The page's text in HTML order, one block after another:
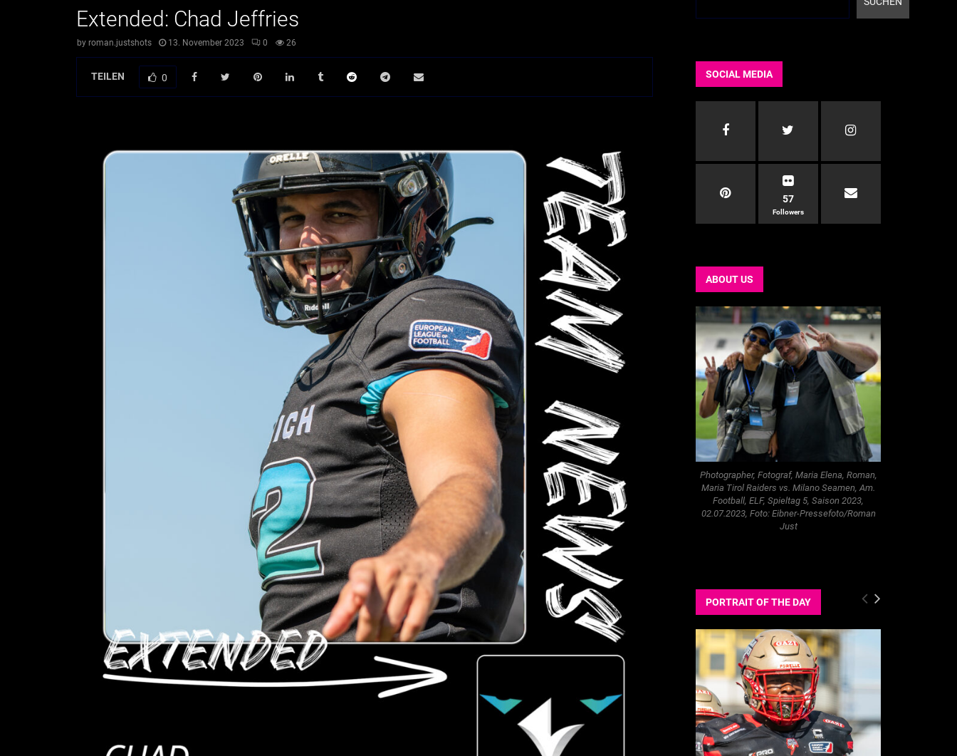
Extended: Chad Jeffries
by roman.justshots 13. November 2023 0 26
TEILEN 0 SOCIAL MEDIA
57
Followers
ABOUT US
Photographer, Fotograf, Maria Elena, Roman,
Maria Tirol Raiders vs. Milano Seamen, Am.
Football, ELF, Spieltag 5, Saison 2023,
02.07.2023, Foto: Eibner-Pressefoto/Roman
Just
PORTRAIT OF THE DAY